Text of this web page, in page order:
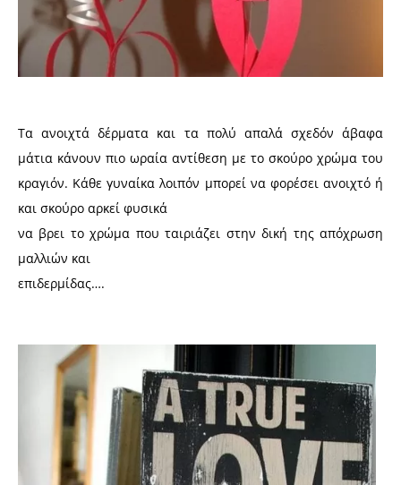
Τα ανοιχτά δέρματα και τα πολύ απαλά σχεδόν άβαφα
μάτια κάνουν πιο ωραία αντίθεση με το σκούρο χρώμα του
κραγιόν. Κάθε γυναίκα λοιπόν μπορεί να φορέσει ανοιχτό ή
και σκούρο αρκεί φυσικά
να βρει το χρώμα που ταιριάζει στην δική της απόχρωση
μαλλιών και
επιδερμίδας….